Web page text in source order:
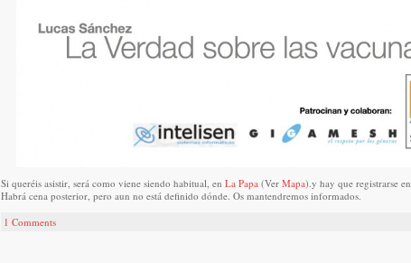
Si queréis asistir, será como viene siendo habitual, en La Papa (Ver Mapa).y hay que registrarse en
Habrá cena posterior, pero aun no está definido dónde. Os mantendremos informados.
1 Comments